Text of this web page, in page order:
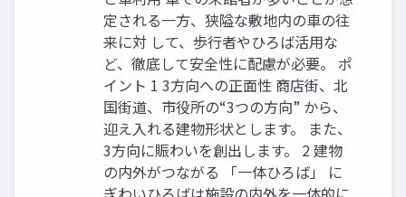
定される一方、狭隘な敷地内の車の往
来に対 して、歩行者やひろば活用な
ど、徹底して安全性に配慮が必要。 ポ
イント 1 3方向への正面性 商店街、北
国街道、市役所の“3つの方向” から、
迎え入れる建物形状とします。 また、
3方向に賑わいを創出します。 2 建物
の内外がつながる 「一体ひろば」 に